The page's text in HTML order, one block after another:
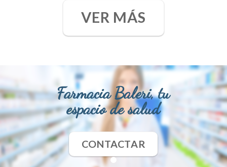
VER MÁS
Farmacia Baleri, tu
espacio de salud
CONTACTAR